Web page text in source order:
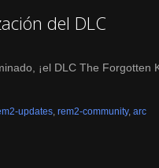
del DLC
¡el DLC The
updates, rem2-community, arc